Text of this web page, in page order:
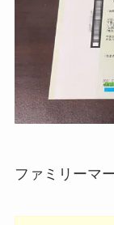
ファミリーマ